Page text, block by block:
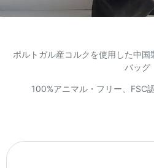
ポルトガル産コルクを使用した中
バッグ
100%アニマル・フリー、FSC